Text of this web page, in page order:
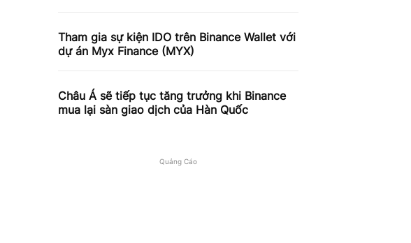
Tham gia sự kiện IDO trên Binance Wallet với
dự án Myx Finance (MYX)
Châu Á sẽ tiếp tục tăng trưởng khi Binance
mua lại sàn giao dịch của Hàn Quốc
Quảng Cáo